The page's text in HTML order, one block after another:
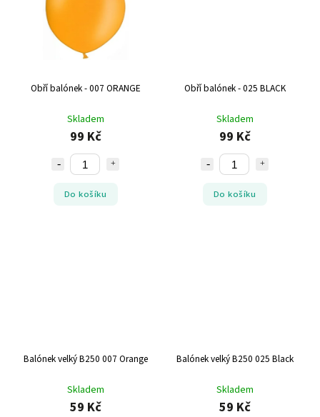
Obří balónek - 007 ORANGE
Skladem
99 Kč
Do košíku
Obří balónek - 025 BLACK
Skladem
99 Kč
Do košíku
Balónek velký B250 007 Orange
Skladem
59 Kč
Balónek velký B250 025 Black
Skladem
59 Kč